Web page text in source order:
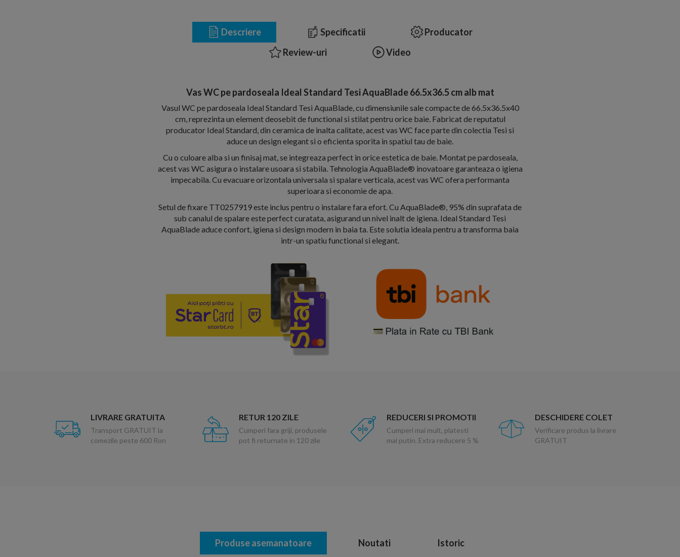
Descriere Specificatii
Producator
Review-uri
Video
Vas WC pe pardoseala Ideal Standard Tesi AquaBlade 66.5x36.5 cm alb mat
Vasul WC pe pardoseala Ideal Standard Tesi AquaBlade, cu dimensiunile sale compacte de 66.5x36.5x40
cm, reprezinta un element deosebit de functional si stilat pentru orice baie. Fabricat de reputatul
producator Ideal Standard, din ceramica de inalta calitate, acest vas WC face parte din colectia Tesi si
aduce un design elegant si o eficienta sporita in spatiul tau de baie.
Cu o culoare alba si un finisaj mat, se integreaza perfect in orice estetica de baie. Montat pe pardoseala,
acest vas WC asigura o instalare usoara si stabila. Tehnologia AquaBlade® inovatoare garanteaza o igiena
impecabila. Cu evacuare orizontala universala si spalare verticala, acest vas WC ofera performanta
superioara si economie de apa.
Setul de fixare TT0257919 este inclus pentru o instalare fara efort. Cu AquaBlade®, 95% din suprafata de
sub canalul de spalare este perfect curatata, asigurand un nivel inalt de igiena. Ideal Standard Tesi
AquaBlade aduce confort, igiena si design modern in baia ta. Este solutia ideala pentru a transforma baia
intr-un spatiu functional si elegant.
LIVRARE GRATUITA
Transport GRATUIT la
comezile peste 600 Ron
RETUR 120 ZILE
Cumperi fara griji, produsele
pot fi returnate in 120 zile
REDUCERI SI PROMOTII
Cumperi mai mult, platesti
mai putin. Extra reducere 5 %
DESCHIDERE COLET
Verificare produs la livrare
GRATUIT
Produse asemanatoare Noutati Istoric